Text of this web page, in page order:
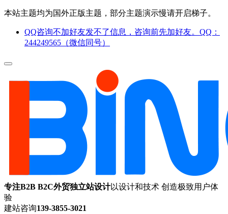
本站主题均为国外正版主题，部分主题演示慢请开启梯子。
QQ咨询不加好友发不了信息，咨询前先加好友。QQ：
244249565（微信同号）
专注B2B B2C外贸独立站设计以设计和技术 创造极致用户体
验
建站咨询139-3855-3021